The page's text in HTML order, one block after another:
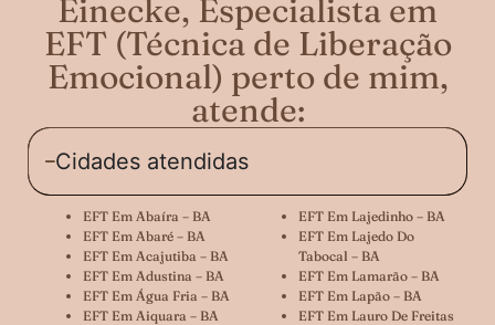
Einecke, Especialista em
EFT (Técnica de Liberação
Emocional) perto de mim,
atende:
Cidades atendidas
EFT Em Abaíra – BA
EFT Em Abaré – BA
EFT Em Acajutiba – BA
EFT Em Adustina – BA
EFT Em Água Fria – BA
EFT Em Aiquara – BA
EFT Em Lajedinho – BA
EFT Em Lajedo Do
Tabocal – BA
EFT Em Lamarão – BA
EFT Em Lapão – BA
EFT Em Lauro De Freitas